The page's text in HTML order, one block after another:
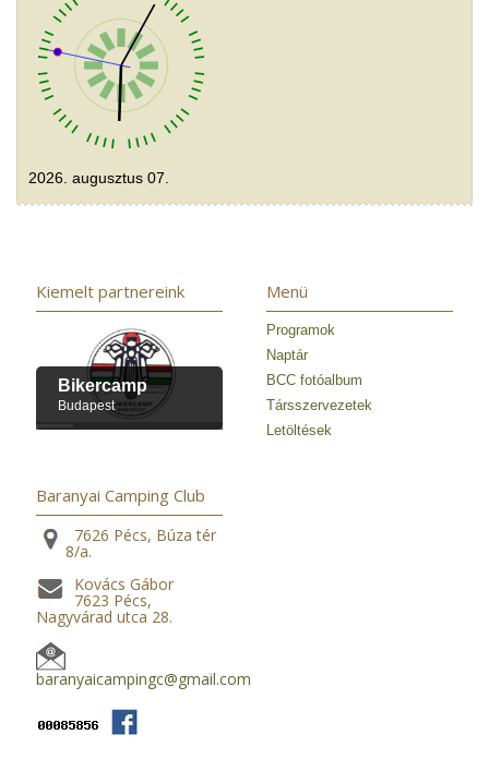
2026. augusztus 07.
Kiemelt partnereink
Bikercamp
Budapest
Menü
Programok
Naptár
BCC fotóalbum
Társszervezetek
Letöltések
Baranyai Camping Club
7626 Pécs, Búza tér
8/a.
Kovács Gábor
7623 Pécs,
Nagyvárad utca 28.
baranyaicampingc@gmail.com